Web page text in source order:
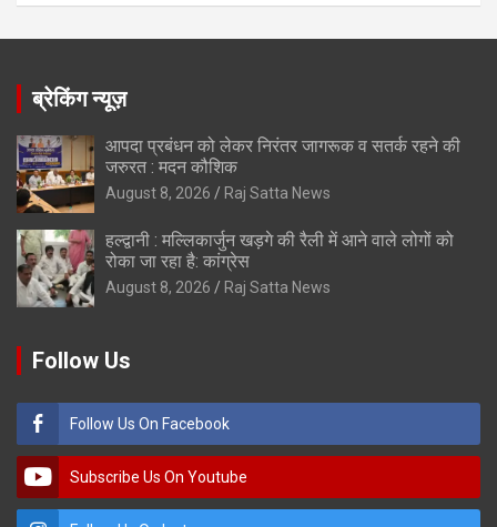
ब्रेकिंग न्यूज़
आपदा प्रबंधन को लेकर निरंतर जागरूक व सतर्क रहने की
जरुरत : मदन कौशिक
August 8, 2026 Raj Satta News
हल्द्वानी : मल्लिकार्जुन खड़गे की रैली में आने वाले लोगों को
रोका जा रहा है: कांग्रेस
August 8, 2026 Raj Satta News
Follow Us
Follow Us On Facebook
Subscribe Us On Youtube